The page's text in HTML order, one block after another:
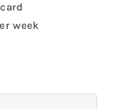
week